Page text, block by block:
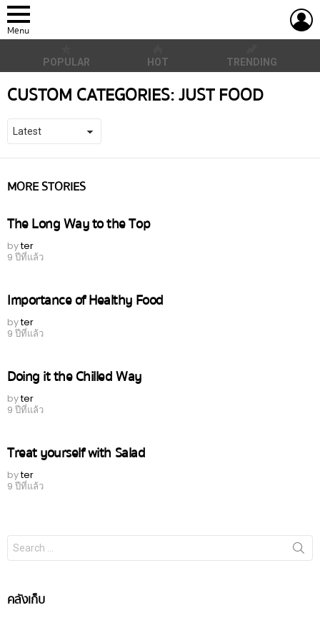
Menu
POPULAR HOT TRENDING
CUSTOM CATEGORIES:JUST FOOD
MORE STORIES
The Long Way to the Top
byter
9 ปีที่แล้ว
Importance of Healthy Food
byter
9 ปีที่แล้ว
Doing it the Chilled Way
byter
9 ปีที่แล้ว
Treat yourself with Salad
byter
9 ปีที่แล้ว
Search
for:
คลังเก็บ